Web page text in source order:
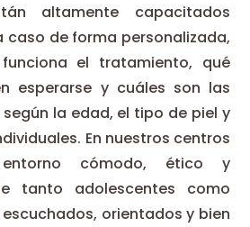
altamente capacitados
caso de forma personalizada,
el tratamiento, qué
esperarse y cuáles son las
la edad, el tipo de piel y
En nuestros centros
cómodo, ético y
tanto adolescentes como
orientados y bien